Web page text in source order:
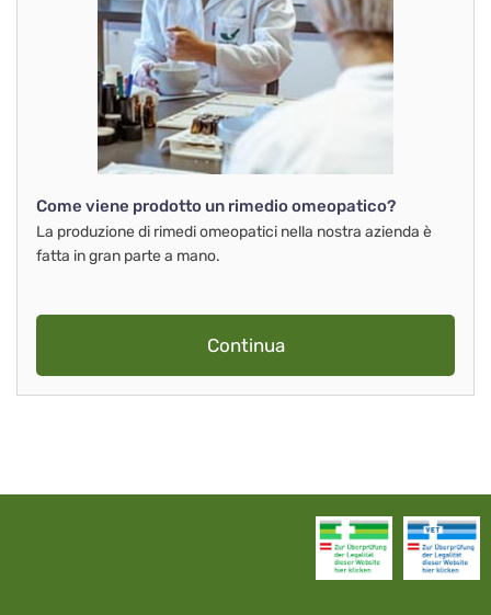
Come viene prodotto un rimedio omeopatico?
La produzione di rimedi omeopatici nella nostra azienda è
fatta in gran parte a mano.
Continua